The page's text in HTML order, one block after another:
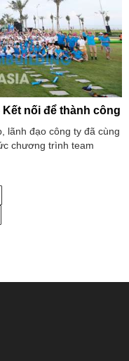
nối để thành công
lãnh đạo công ty đã cùng
chương trình team